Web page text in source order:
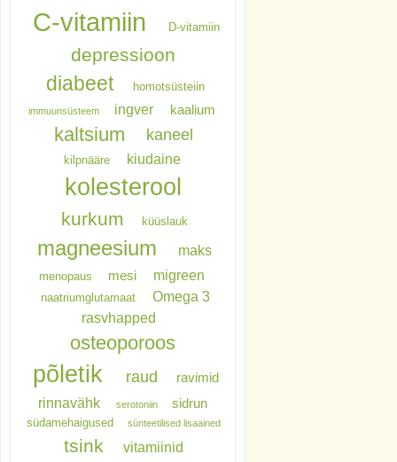
C-vitamiin D-vitamiin
depressioon
diabeet homotsüsteiin
immuunsüsteem ingver kaalium
kaltsium kaneel
kilpnääre kiudaine
kolesterool
kurkum küüslauk
magneesium maks
menopaus mesi migreen
naatriumglutamaat
Omega 3
rasvhapped
osteoporoos
põletik raud ravimid
rinnavähk serotoniin sidrun
südamehaigused sünteetilised lisaained
tsink vitamiinid